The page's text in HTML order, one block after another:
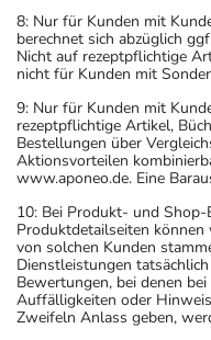
8: Nur für Kunden mit
berechnet sich abzüglich
Nicht auf rezeptpflichtige
nicht für Kunden mit
9: Nur für Kunden mit
rezeptpflichtige Artikel,
Bestellungen über
Aktionsvorteilen
www.aponeo.de. Eine
10: Bei Produkt- und
Produktdetailseiten
von solchen Kunden
Dienstleistungen
Bewertungen, bei denen
Auffälligkeiten oder
Zweifeln Anlass geben,